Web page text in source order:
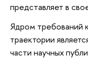
представляет в
Ядром требований
траектории
части научных